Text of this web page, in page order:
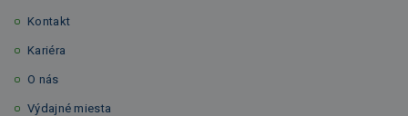
Kontakt
Kariéra
O nás
Výdajné miesta